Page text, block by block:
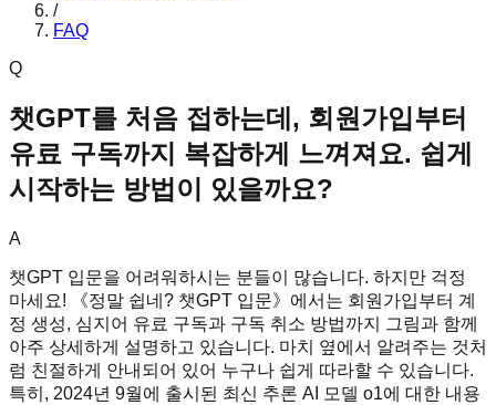
/
FAQ
Q
챗GPT를 처음 접하는데, 회원가입부터
유료 구독까지 복잡하게 느껴져요. 쉽게
시작하는 방법이 있을까요?
A
챗GPT 입문을 어려워하시는 분들이 많습니다. 하지만 걱정
마세요! 《정말 쉽네? 챗GPT 입문》에서는 회원가입부터 계
정 생성, 심지어 유료 구독과 구독 취소 방법까지 그림과 함께
아주 상세하게 설명하고 있습니다. 마치 옆에서 알려주는 것처
럼 친절하게 안내되어 있어 누구나 쉽게 따라할 수 있습니다.
특히, 2024년 9월에 출시된 최신 추론 AI 모델 o1에 대한 내용